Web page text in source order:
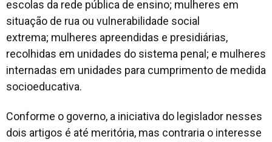
escolas da rede pública de ensino; mulheres em
situação de rua ou vulnerabilidade social
extrema; mulheres apreendidas e presidiárias,
recolhidas em unidades do sistema penal; e mulheres
internadas em unidades para cumprimento de medida
socioeducativa.
Conforme o governo, a iniciativa do legislador nesses
dois artigos é até meritória, mas contraria o interesse